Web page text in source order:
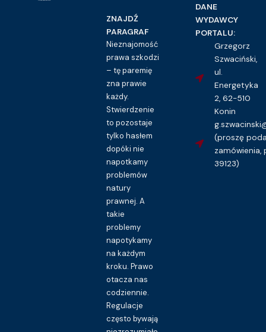
ZNAJDŹ
PARAGRAF
Nieznajomość
prawa szkodzi
– tę paremię
zna prawie
każdy.
Stwierdzenie
to pozostaje
tylko hasłem
dopóki nie
napotkamy
problemów
natury
prawnej. A
takie
problemy
napotykamy
na każdym
kroku. Prawo
otacza nas
codziennie.
Regulacje
często bywają
DANE
WYDAWCY
PORTALU:
Grzegorz
Szwaciński,
ul.
Energetyka
2, 62-510
Konin
(proszę
zamówienia,
39123)